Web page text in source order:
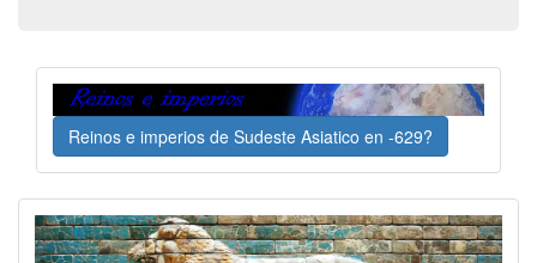
Reinos e imperios de Sudeste Asiatico en -629?